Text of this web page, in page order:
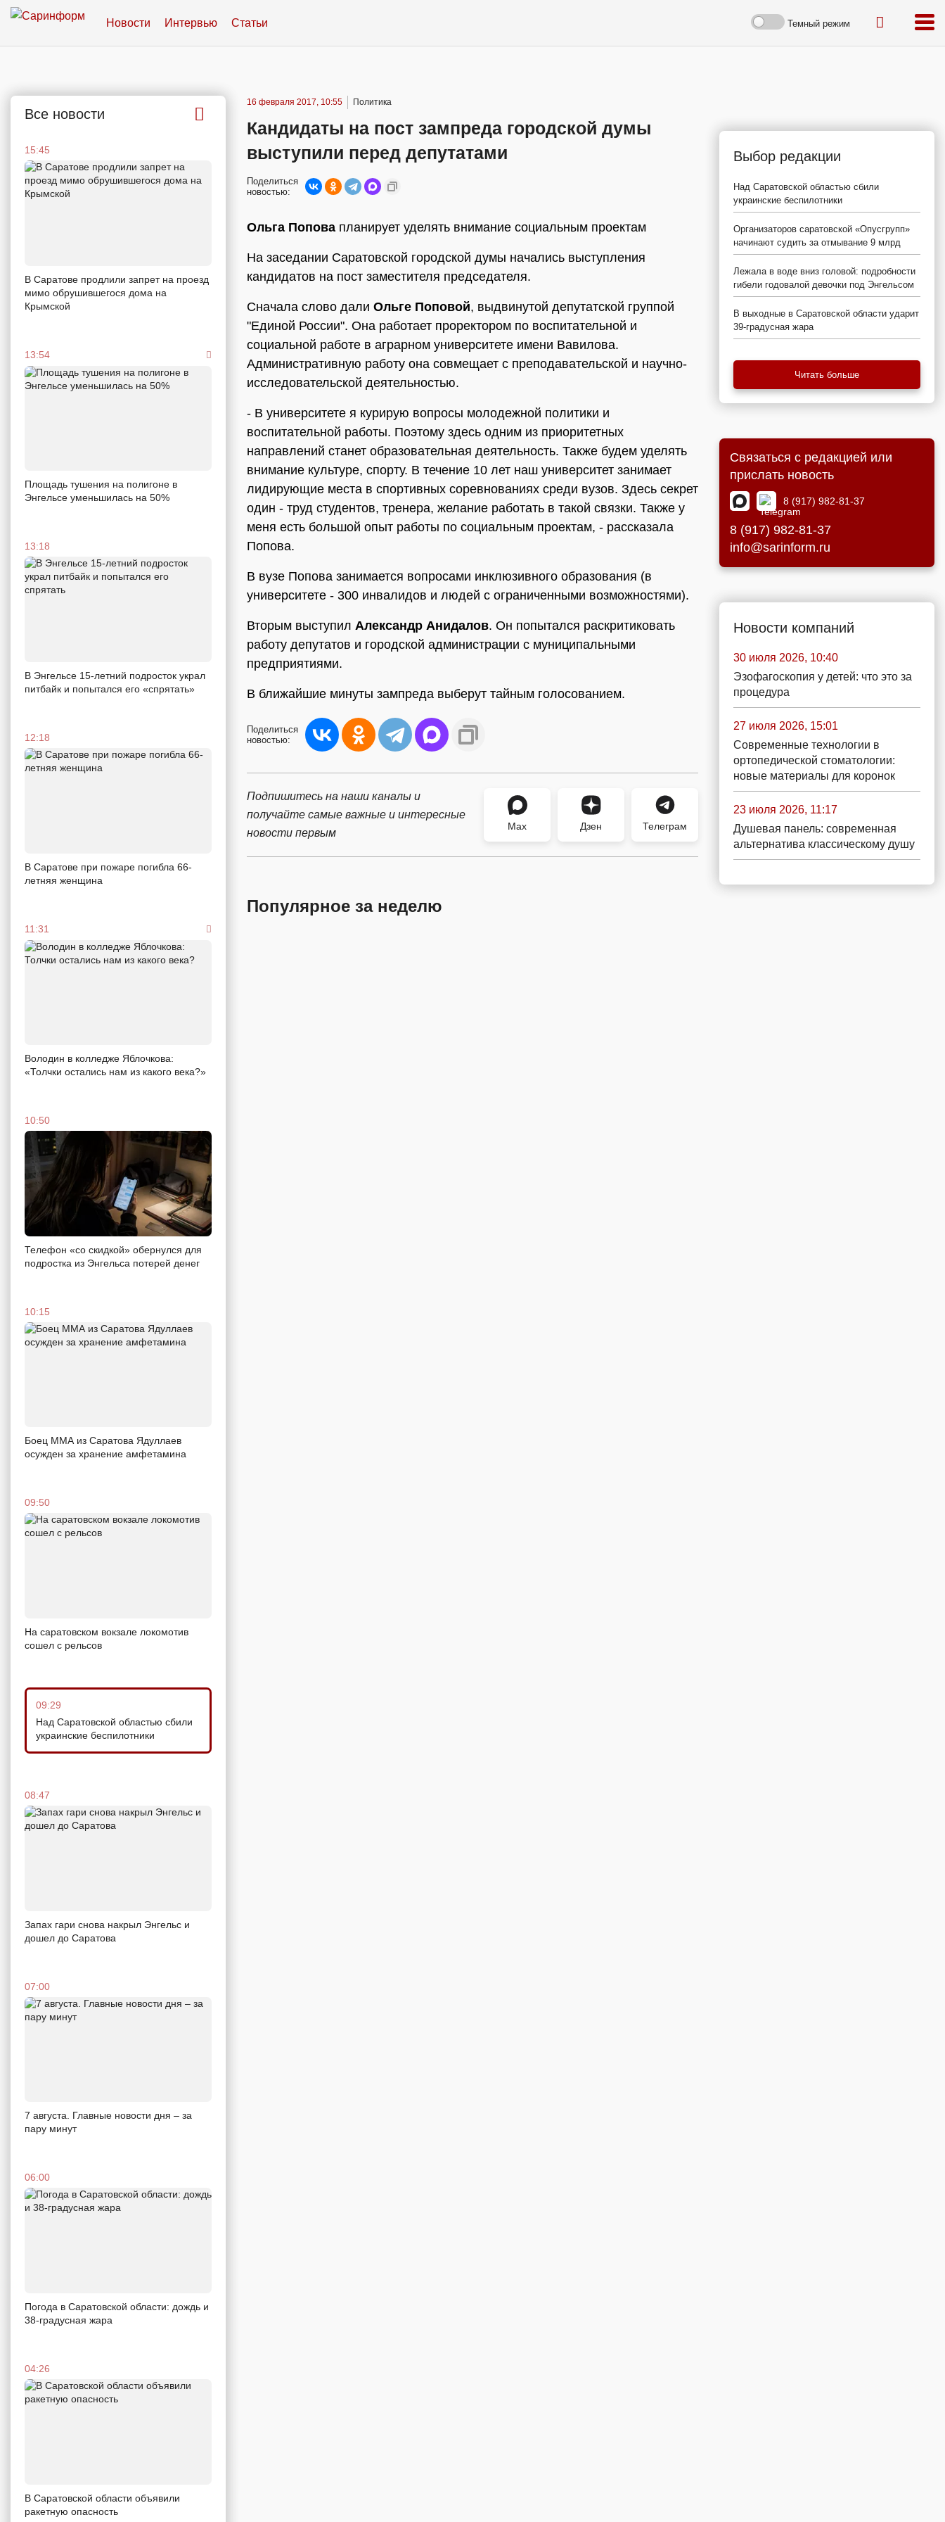
Новости Интервью Статьи Темный режим
Все новости
15:45
В Саратове продлили запрет на проезд
мимо обрушившегося дома на
Крымской
13:54
Площадь тушения на полигоне в
Энгельсе уменьшилась на 50%
13:18
В Энгельсе 15-летний подросток украл
питбайк и попытался его «спрятать»
12:18
В Саратове при пожаре погибла 66-
летняя женщина
11:31
Володин в колледже Яблочкова:
«Толчки остались нам из какого века?»
10:50
Телефон «со скидкой» обернулся для
подростка из Энгельса потерей денег
10:15
Боец ММА из Саратова Ядуллаев
осужден за хранение амфетамина
09:50
На саратовском вокзале локомотив
сошел с рельсов
09:29
Над Саратовской областью сбили
украинские беспилотники
08:47
Запах гари снова накрыл Энгельс и
дошел до Саратова
07:00
7 августа. Главные новости дня – за
пару минут
06:00
Погода в Саратовской области: дождь и
38-градусная жара
04:26
В Саратовской области объявили
ракетную опасность
16 февраля 2017, 10:55 Политика
Кандидаты на пост зампреда городской думы
выступили перед депутатами
Поделиться
новостью:
Ольга Попова планирует уделять внимание социальным проектам
На заседании Саратовской городской думы начались выступления
кандидатов на пост заместителя председателя.
Сначала слово дали Ольге Поповой, выдвинутой депутатской группой
"Единой России". Она работает проректором по воспитательной и
социальной работе в аграрном университете имени Вавилова.
Административную работу она совмещает с преподавательской и научно-
исследовательской деятельностью.
- В университете я курирую вопросы молодежной политики и
воспитательной работы. Поэтому здесь одним из приоритетных
направлений станет образовательная деятельность. Также будем уделять
внимание культуре, спорту. В течение 10 лет наш университет занимает
лидирующие места в спортивных соревнованиях среди вузов. Здесь секрет
один - труд студентов, тренера, желание работать в такой связки. Также у
меня есть большой опыт работы по социальным проектам, - рассказала
Попова.
В вузе Попова занимается вопросами инклюзивного образования (в
университете - 300 инвалидов и людей с ограниченными возможностями).
Вторым выступил Александр Анидалов. Он попытался раскритиковать
работу депутатов и городской администрации с муниципальными
предприятиями.
В ближайшие минуты зампреда выберут тайным голосованием.
Поделиться
новостью:
Подпишитесь на наши каналы и
получайте самые важные и интересные
новости первым
Max Дзен Телеграм
Популярное за неделю
Выбор редакции
Над Саратовской областью сбили
украинские беспилотники
Организаторов саратовской «Опусгрупп»
начинают судить за отмывание 9 млрд
Лежала в воде вниз головой: подробности
гибели годовалой девочки под Энгельсом
В выходные в Саратовской области ударит
39-градусная жара
Читать больше
Связаться с редакцией или
прислать новость
8 (917) 982-81-37
8 (917) 982-81-37
info@sarinform.ru
Новости компаний
30 июля 2026, 10:40
Эзофагоскопия у детей: что это за
процедура
27 июля 2026, 15:01
Современные технологии в
ортопедической стоматологии:
новые материалы для коронок
23 июля 2026, 11:17
Душевая панель: современная
альтернатива классическому душу